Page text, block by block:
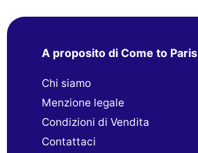
A proposito di Come to Paris
Chi siamo
Menzione legale
Condizioni di Vendita
Contattaci